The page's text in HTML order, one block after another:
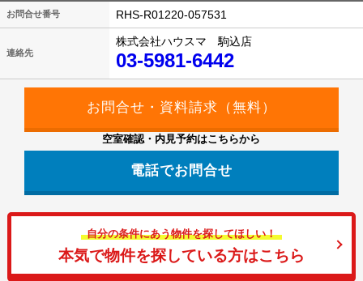
お問合せ番号 RHS-R01220-057531
連絡先
株式会社ハウスマ 駒込店
03-5981-6442
空室確認・内見予約はこちらから
電話でお問合せ
自分の条件にあう物件を探してほしい！
本気で物件を探している方はこちら